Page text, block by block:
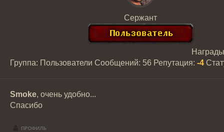
Сержант
Группа: Пользователи Сообщений: 56 Репутация: -4
Smoke, очень удобно...
Спасибо